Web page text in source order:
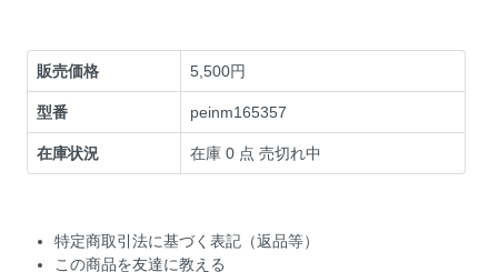
販売価格 5,500円
型番 peinm165357
在庫状況 在庫 0 点 売切れ中
特定商取引法に基づく表記（返品等）
この商品を友達に教える